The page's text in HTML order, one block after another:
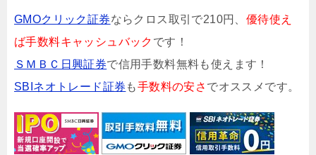
GMOクリック証券ならクロス取引で210円、 優待使え
ば手数料キャッシュバック です！
ＳＭＢＣ日興証券で信用手数料無料も使えます！
SBIネオトレード証券 も手数料の安さ でオススメです。